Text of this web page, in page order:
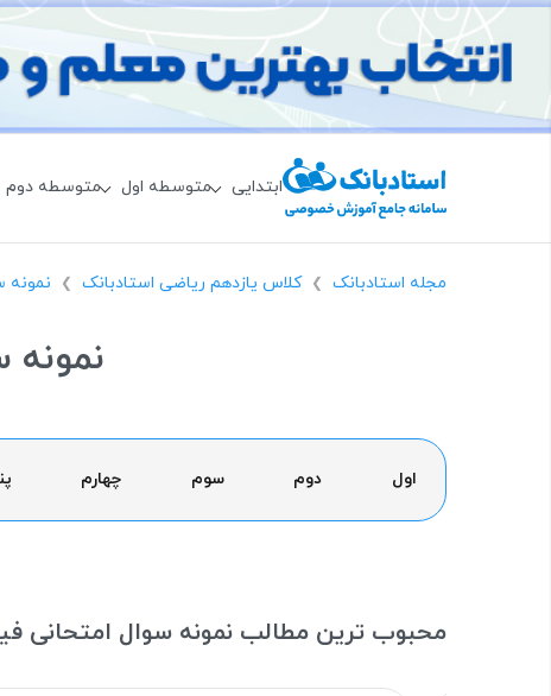
ابتدایی متوسطه اول متوسطه دوم
مجله استادبانک ❯ کلاس یازدهم ریاضی استادبانک ❯ نمونه
نمونه
اول دوم سوم چهارم
محبوب ترین مطالب نمونه سوال امتحانی